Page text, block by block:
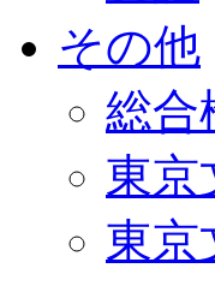
その他
総合
東京
東京